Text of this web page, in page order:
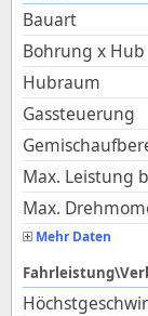
Bauart
Bohrung x Hub
Hubraum
Gassteuerung
Max. Leistung
Max.
Mehr Daten